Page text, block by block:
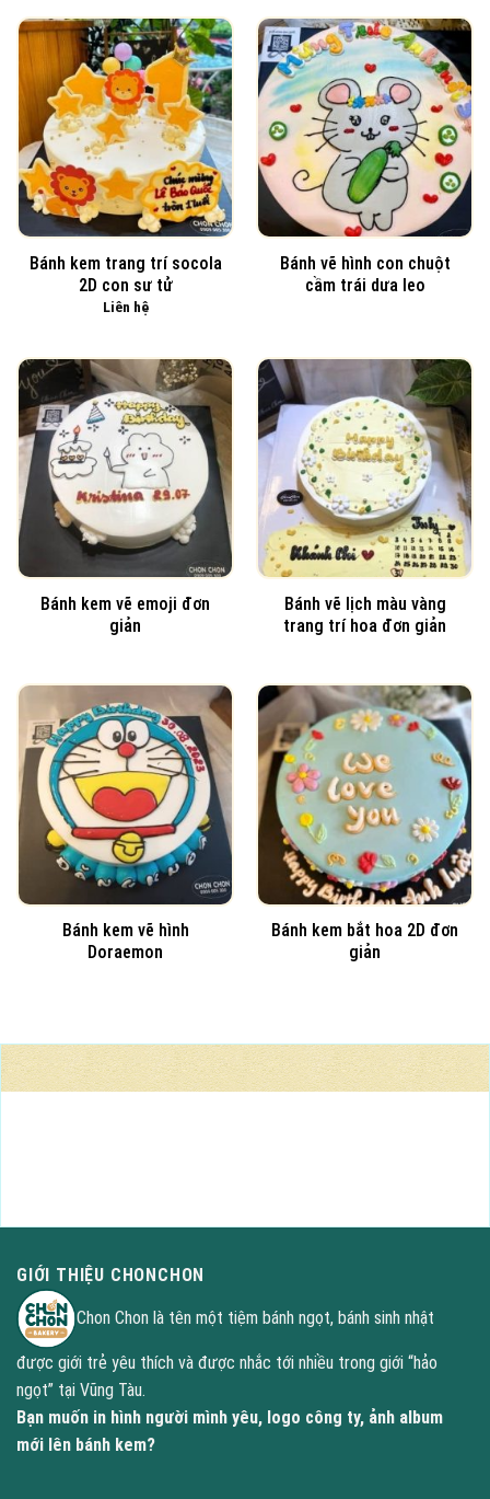
Bánh kem trang trí socola
2D con sư tử
Liên hệ
Bánh vẽ hình con chuột
cầm trái dưa leo
Bánh kem vẽ emoji đơn
giản
Bánh vẽ lịch màu vàng
trang trí hoa đơn giản
Bánh kem vẽ hình
Doraemon
Bánh kem bắt hoa 2D đơn
giản
BÁNH TƯƠI NGON MỖI NGÀY
GIỚI THIỆU CHONCHON
Chon Chon là tên một tiệm bánh ngọt, bánh sinh nhật
được giới trẻ yêu thích và được nhắc tới nhiều trong giới “hảo
ngọt” tại Vũng Tàu.
Bạn muốn in hình người mình yêu, logo công ty, ảnh album
mới lên bánh kem?